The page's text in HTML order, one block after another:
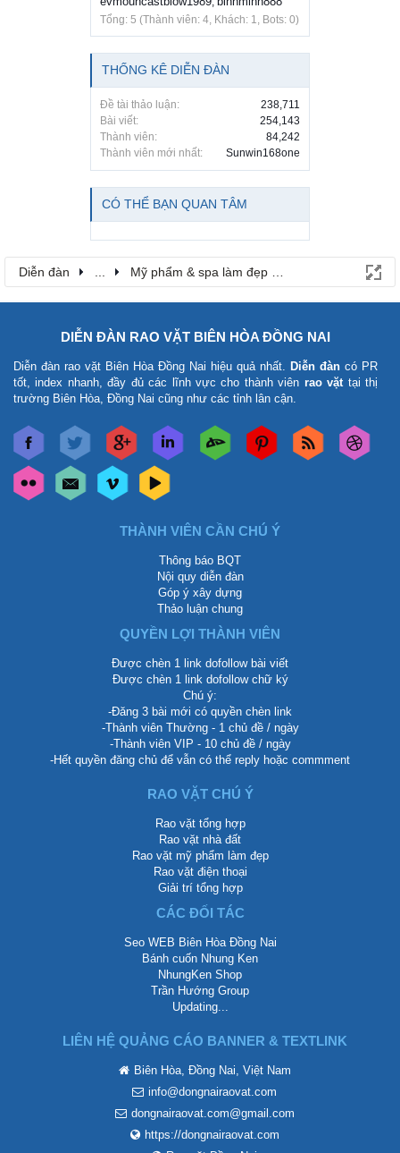
Tổng: 5 (Thành viên: 4, Khách: 1, Bots: 0)
THỐNG KÊ DIỄN ĐÀN
Đề tài thảo luận:
238,711
Bài viết:
254,143
Thành viên:
84,242
Thành viên mới nhất:
Sunwin168one
CÓ THỂ BẠN QUAN TÂM
Diễn đàn Mỹ phẩm & spa làm đẹp tại Đồng Nai
DIỄN ĐÀN RAO VẶT BIÊN HÒA ĐỒNG NAI
Diễn đàn rao vặt Biên Hòa Đồng Nai hiệu quả nhất. Diễn đàn có PR
tốt, index nhanh, đầy đủ các lĩnh vực cho thành viên rao vặt tại thị
trường Biên Hòa, Đồng Nai cũng như các tỉnh lân cận.
THÀNH VIÊN CẦN CHÚ Ý
Thông báo BQT
Nội quy diễn đàn
Góp ý xây dựng
Thảo luận chung
QUYỀN LỢI THÀNH VIÊN
Được chèn 1 link dofollow bài viết
Được chèn 1 link dofollow chữ ký
Chú ý:
-Đăng 3 bài mới có quyền chèn link
-Thành viên Thường - 1 chủ đề / ngày
-Thành viên VIP - 10 chủ đề / ngày
-Hết quyền đăng chủ để vẫn có thể reply hoặc commment
RAO VẶT CHÚ Ý
Rao vặt tổng hợp
Rao vặt nhà đất
Rao vặt mỹ phẩm làm đẹp
Rao vặt điện thoại
Giải trí tổng hợp
CÁC ĐỐI TÁC
Seo WEB Biên Hòa Đồng Nai
Bánh cuốn Nhung Ken
NhungKen Shop
Trần Hướng Group
Updating...
LIÊN HỆ QUẢNG CÁO BANNER & TEXTLINK
Biên Hòa, Đồng Nai, Việt Nam
info@dongnairaovat.com
dongnairaovat.com@gmail.com
https://dongnairaovat.com